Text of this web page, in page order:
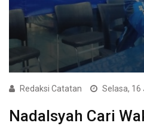
Redaksi Catatan Selasa,
Nadalsyah Cari